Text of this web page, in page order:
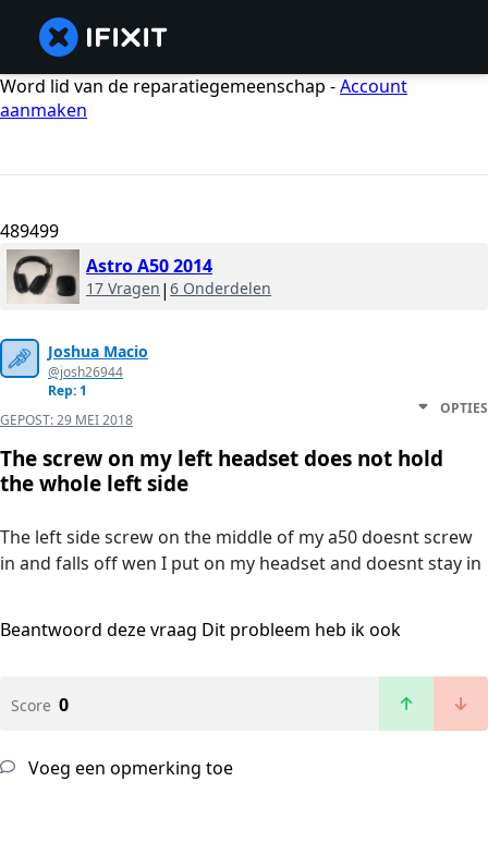
Word lid van de reparatiegemeenschap -Account
aanmaken
489499
Astro A50 2014
17 Vragen | 6 Onderdelen
Joshua Macio
@josh26944
Rep: 1
GEPOST:29 MEI 2018
OPTIES
The screw on my left headset does not hold
the whole left side
The left side screw on the middle of my a50 doesnt screw
in and falls off wen I put on my headset and doesnt stay in
Beantwoord deze vraag Dit probleem heb ik ook
Score 0
Voeg een opmerking toe